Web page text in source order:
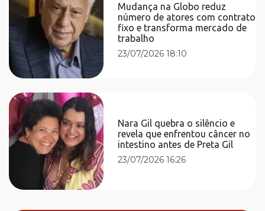
Mudança na Globo reduz
número de atores com contrato
fixo e transforma mercado de
trabalho
23/07/2026 18:10
Nara Gil quebra o silêncio e
revela que enfrentou câncer no
intestino antes de Preta Gil
23/07/2026 16:26